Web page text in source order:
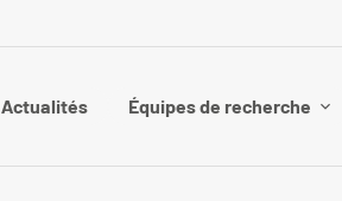
Actualités Équipes de recherche